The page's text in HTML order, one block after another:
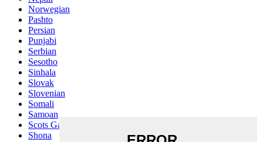
Norwegian
Pashto
Persian
Punjabi
Serbian
Sesotho
Sinhala
Slovak
Slovenian
Somali
Samoan
Scots Gaelic
Shona